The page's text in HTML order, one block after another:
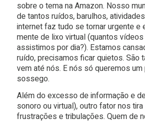
sobre o tema na Amazon. Nosso
de tantos ruídos, barulhos,
internet faz tudo se tornar urgente e
mente de lixo virtual (quantos
assistimos por dia?). Estamos
ruído, precisamos ficar quietos. São
vem até nós. E nós só queremos um
sossego.
Além do excesso de informação e
sonoro ou virtual), outro fator nos
frustrações e tribulações. Quem de